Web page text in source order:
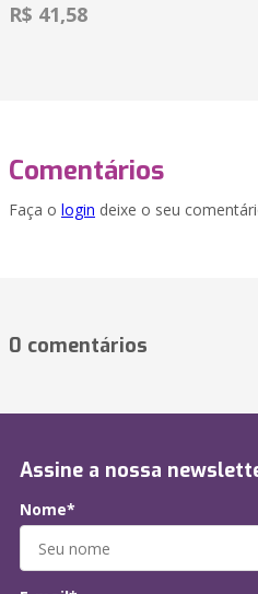
R$ 41,58
Comentários
Faça o login deixe o seu
0 comentários
Assine a nossa
Nome*